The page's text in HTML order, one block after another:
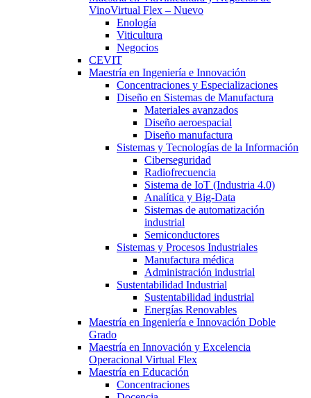
VinoVirtual Flex – Nuevo
Enología
Viticultura
Negocios
CEVIT
Maestría en Ingeniería e Innovación
Concentraciones y Especializaciones
Diseño en Sistemas de Manufactura
Materiales avanzados
Diseño aeroespacial
Diseño manufactura
Sistemas y Tecnologías de la Información
Ciberseguridad
Radiofrecuencia
Sistema de IoT (Industria 4.0)
Analítica y Big-Data
Sistemas de automatización
industrial
Semiconductores
Sistemas y Procesos Industriales
Manufactura médica
Administración industrial
Sustentabilidad Industrial
Sustentabilidad industrial
Energías Renovables
Maestría en Ingeniería e Innovación Doble
Grado
Maestría en Innovación y Excelencia
Operacional Virtual Flex
Maestría en Educación
Concentraciones